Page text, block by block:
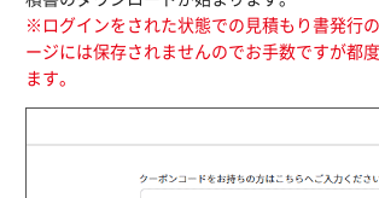
※ログインをされた状態での見積もり書発行
ージには保存されませんのでお手数ですが都
ます。